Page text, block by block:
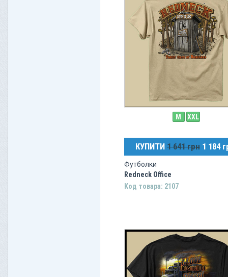
M XXL
КУПИТИ 1 641 грн 1 184
Футболки
Redneck Office
Код товара: 2107